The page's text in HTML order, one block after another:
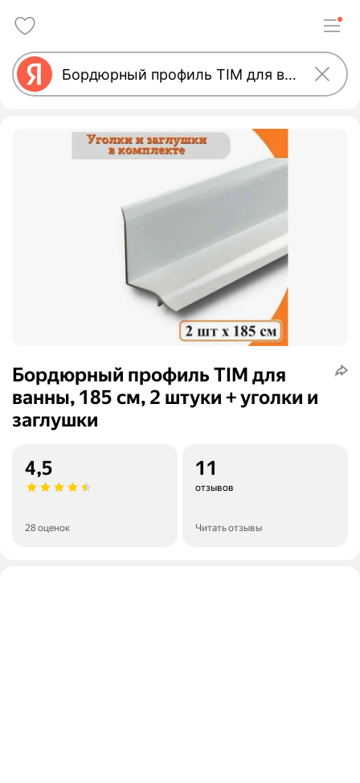
Бордюрный профиль TIM для
ванны, 185 см, 2 штуки + уголки и
заглушки
4,5
28 оценок
11
отзывов
Читать отзывы